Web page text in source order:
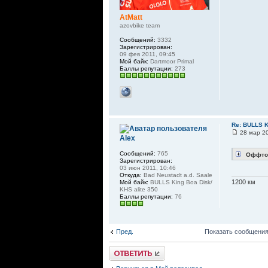
AtMatt
azovbike team
Сообщений: 3332
Зарегистрирован:
09 фев 2011, 09:45
Мой байк: Dartmoor Primal
Баллы репутации: 273
Re: BULLS
28 мар
1200 км
Alex
Сообщений: 765
Зарегистрирован:
03 июн 2011, 10:46
Откуда: Bad Neustadt a.d. Saale
Мой байк: BULLS King Boa Disk/
KHS alite 350
Баллы репутации: 76
Пред. Показать
Ответить